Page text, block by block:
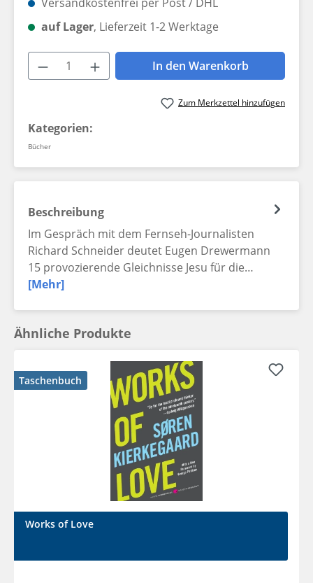
auf Lager, Lieferzeit 1-2 Werktage
Produkt Anzahl: Gib den
In den Warenkorb
Zum Merkzettel hinzufügen
Kategorien:
Bücher
Beschreibung
Im Gespräch mit dem Fernseh-Journalisten
Richard Schneider deutet Eugen Drewermann
15 provozierende Gleichnisse Jesu für die…
[Mehr]
Ähnliche Produkte
Taschenbuch
Works of Love